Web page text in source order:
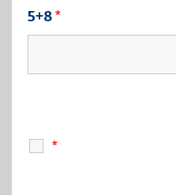
5+8*
*